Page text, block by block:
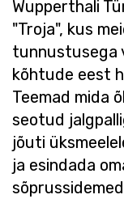
Wupperthali
"Troja", kus
tunnustusega
kõhtude eest
Teemad mida
seotud
jõuti
ja esindada